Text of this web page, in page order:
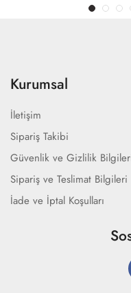
Kurumsal
İletişim
Sipariş Takibi
Güvenlik ve Gizlilik
Sipariş ve Teslimat Bilgileri
İade ve İptal Koşulları